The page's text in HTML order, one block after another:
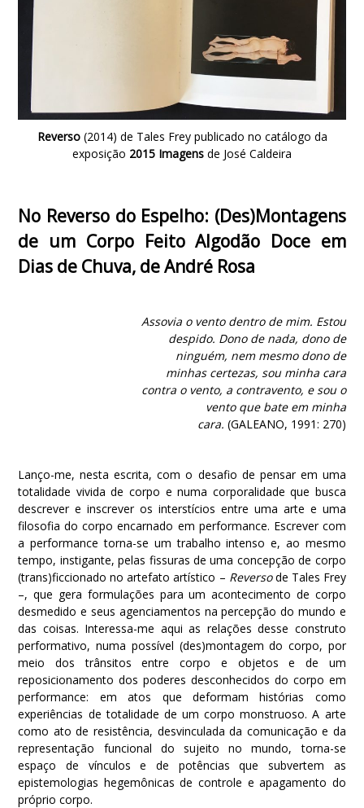
Reverso(2014) de Tales Frey publicado no catálogo da
exposição 2015 Imagens de José Caldeira
No Reverso do Espelho: (Des)Montagens
de um Corpo Feito Algodão Doce em
Dias de Chuva, de André Rosa
Assovia o vento dentro de mim. Estou
despido. Dono de nada, dono de
ninguém, nem mesmo dono de
minhas certezas, sou minha cara
contra o vento, a contravento, e sou o
vento que bate em minha
cara. (GALEANO, 1991: 270)
Lanço-me, nesta escrita, com o desafio de pensar em uma
totalidade vivida de corpo e numa corporalidade que busca
descrever e inscrever os interstícios entre uma arte e uma
filosofia do corpo encarnado em performance. Escrever com
a performance torna-se um trabalho intenso e, ao mesmo
tempo, instigante, pelas fissuras de uma concepção de corpo
(trans)ficcionado no artefato artístico – Reversode Tales Frey
–, que gera formulações para um acontecimento de corpo
desmedido e seus agenciamentos na percepção do mundo e
das coisas. Interessa-me aqui as relações desse construto
performativo, numa possível (des)montagem do corpo, por
meio dos trânsitos entre corpo e objetos e de um
reposicionamento dos poderes desconhecidos do corpo em
performance: em atos que deformam histórias como
experiências de totalidade de um corpo monstruoso. A arte
como ato de resistência, desvinculada da comunicação e da
representação funcional do sujeito no mundo, torna-se
espaço de vínculos e de potências que subvertem as
epistemologias hegemônicas de controle e apagamento do
próprio corpo.